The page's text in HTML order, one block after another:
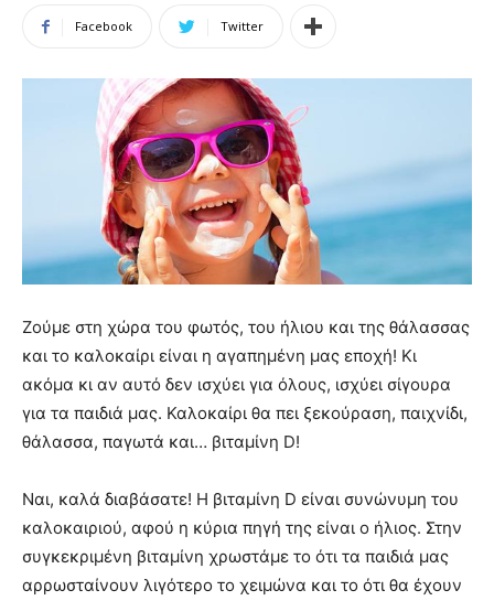
Facebook Twitter
Ζούμε στη χώρα του φωτός, του ήλιου και της θάλασσας
και το καλοκαίρι είναι η αγαπημένη μας εποχή! Κι
ακόμα κι αν αυτό δεν ισχύει για όλους, ισχύει σίγουρα
για τα παιδιά μας. Καλοκαίρι θα πει ξεκούραση, παιχνίδι,
θάλασσα, παγωτά και… βιταμίνη D!
Ναι, καλά διαβάσατε! Η βιταμίνη D είναι συνώνυμη του
καλοκαιριού, αφού η κύρια πηγή της είναι ο ήλιος. Στην
συγκεκριμένη βιταμίνη χρωστάμε το ότι τα παιδιά μας
αρρωσταίνουν λιγότερο το χειμώνα και το ότι θα έχουν